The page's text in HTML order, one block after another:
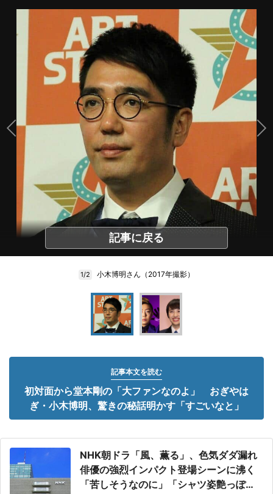
記事に戻る
1/2 小木博明さん（2017年撮影）
記事本文を読む
初対面から堂本剛の「大ファンなのよ」 おぎやは
ぎ・小木博明、驚きの秘話明かす「すごいなと」
NHK朝ドラ「風、薫る」、色気ダダ漏れ
俳優の強烈インパクト登場シーンに沸く
「苦しそうなのに」「シャツ姿艶っぽ